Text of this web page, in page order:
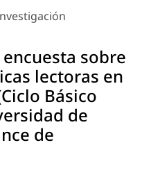
sobre
lectoras en
Básico
de
de